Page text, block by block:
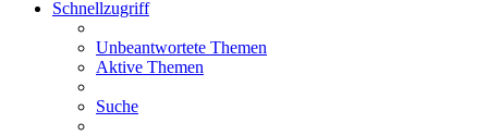
Schnellzugriff
Unbeantwortete Themen
Aktive Themen
Suche